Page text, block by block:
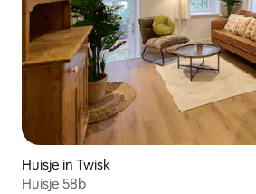
Huisje in Twisk
Huisje 58b